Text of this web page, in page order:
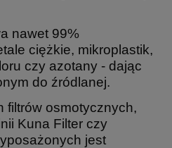
nawet 99%
ciężkie, mikroplastik,
czy azotany - dając
do źródlanej.
filtrów osmotycznych,
Kuna Filter czy
jest